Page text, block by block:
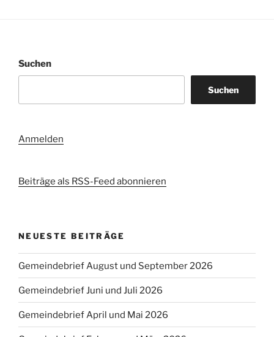
Suchen
Suchen
Anmelden
Beiträge als RSS-Feed abonnieren
NEUESTE BEITRÄGE
Gemeindebrief August und September 2026
Gemeindebrief Juni und Juli 2026
Gemeindebrief April und Mai 2026